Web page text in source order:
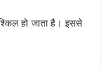
हो जाता है। इससे